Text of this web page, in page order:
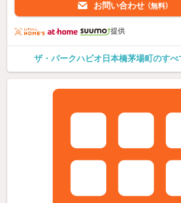
お問い合わせ （無料）
提供
ザ・パークハビオ日本橋茅場町のすべ